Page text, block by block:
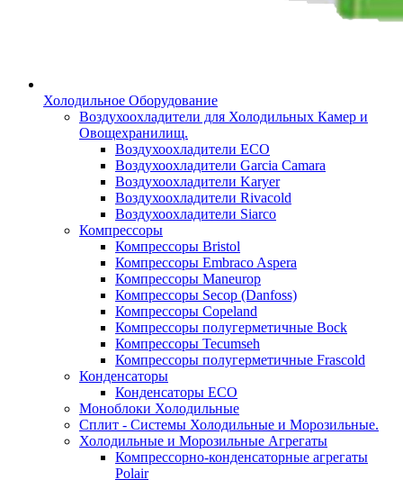
Холодильное Оборудование
Воздухоохладители для Холодильных Камер и
Овощехранилищ.
Воздухоохладители ECO
Воздухоохладители Garcia Camara
Воздухоохладители Karyer
Воздухоохладители Rivacold
Воздухоохладители Siarco
Компрессоры
Компрессоры Bristol
Компрессоры Embraco Aspera
Компрессоры Maneurop
Компрессоры Secop (Danfoss)
Компрессоры Copeland
Компрессоры полугерметичные Bock
Компрессоры Tecumseh
Компрессоры полугерметичные Frascold
Конденсаторы
Конденсаторы ECO
Моноблоки Холодильные
Сплит - Системы Холодильные и Морозильные.
Холодильные и Морозильные Агрегаты
Компрессорно-конденсаторные агрегаты
Polair